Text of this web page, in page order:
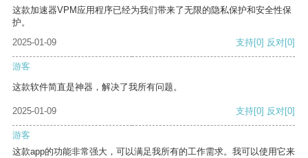
这款加速器VPM应用程序已经为我们带来了无限的隐私保护和安全性保
护。
2025-01-09
支持[0] 反对[0]
游客
这款软件简直是神器，解决了我所有问题。
2025-01-09 支持[0] 反对[0]
游客
这款app的功能非常强大，可以满足我所有的工作需求。我可以使用它来